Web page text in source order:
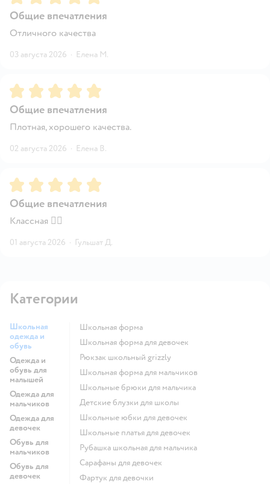
Общие впечатления
Отличного качества
03 августа 2026 · Елена М.
Рейтинг:5
Общие впечатления
Плотная, хорошего качества.
02 августа 2026 · Елена В.
Рейтинг:5
Общие впечатления
Классная 👍🏻
01 августа 2026 · Гульшат Д.
Категории
Школьная
одежда и
обувь
Одежда и
обувь для
малышей
Одежда для
мальчиков
Одежда для
девочек
Обувь для
мальчиков
Обувь для
девочек
Школьная форма
Школьная форма для девочек
Рюкзак школьный grizzly
Школьная форма для мальчиков
Школьные брюки для мальчика
Детские блузки для школы
Школьные юбки для девочек
Школьные платья для девочек
Рубашка школьная для мальчика
Сарафаны для девочек
Фартук для девочки